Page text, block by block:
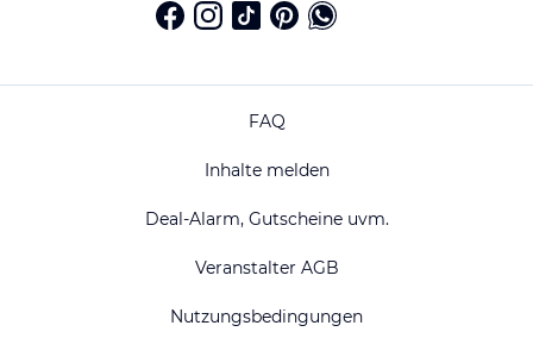
FAQ
Inhalte melden
Deal-Alarm, Gutscheine uvm.
Veranstalter AGB
Nutzungsbedingungen